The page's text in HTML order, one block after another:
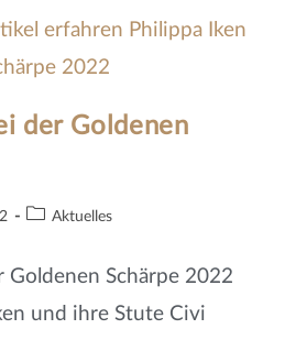
der Goldenen
Aktuelles
Goldenen Schärpe 2022
und ihre Stute Civi